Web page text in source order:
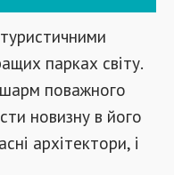
парках світу.
поважного
новизну в його
архітектори, і